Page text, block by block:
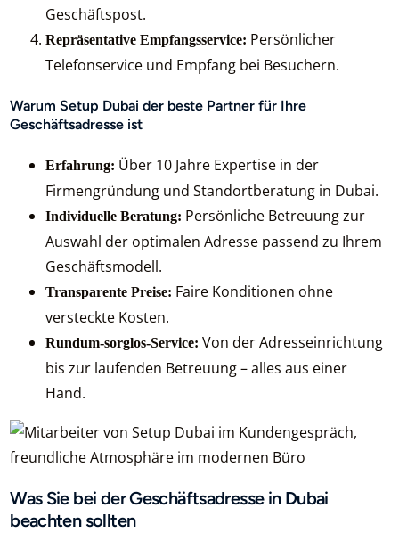
Geschäftspost.
Repräsentative Empfangsservice: Persönlicher
Telefonservice und Empfang bei Besuchern.
Warum Setup Dubai der beste Partner für Ihre
Geschäftsadresse ist
Erfahrung: Über 10 Jahre Expertise in der
Firmengründung und Standortberatung in Dubai.
Individuelle Beratung: Persönliche Betreuung zur
Auswahl der optimalen Adresse passend zu Ihrem
Geschäftsmodell.
Transparente Preise: Faire Konditionen ohne
versteckte Kosten.
Rundum-sorglos-Service: Von der Adresseinrichtung
bis zur laufenden Betreuung – alles aus einer
Hand.
Was Sie bei der Geschäftsadresse in Dubai
beachten sollten